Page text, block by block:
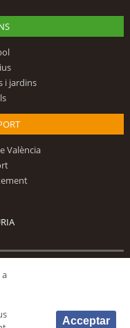
i jardins
València
Acceptar